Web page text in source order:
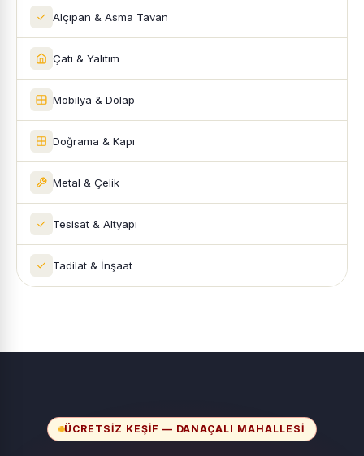
Alçıpan & Asma Tavan
Çatı & Yalıtım
Mobilya & Dolap
Doğrama & Kapı
Metal & Çelik
Tesisat & Altyapı
Tadilat & İnşaat
ÜCRETSIZ KEŞIF — DANAÇALI MAHALLESI